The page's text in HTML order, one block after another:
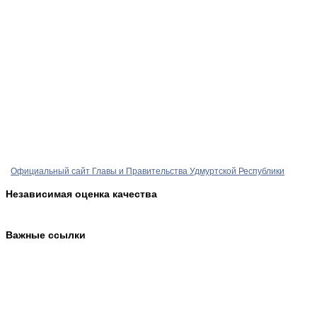
Официальный сайт Главы и Правительства Удмуртской Республики
Независимая оценка качества
Важные ссылки